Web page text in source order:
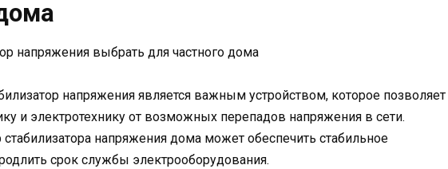
напряжения является важным устройством, которое позволяет
и электротехнику от возможных перепадов напряжения в сети.
напряжения дома может обеспечить стабильное
срок службы электрооборудования.